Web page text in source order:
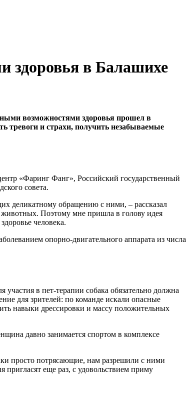
здоровья в Балашихе
возможностями здоровья прошел в
тревоги и страхи, получить незабываемые
«Фаринг Фанг», Российский государственный
совета.
деликатному обращению с ними, – рассказал
Поэтому мне пришла в голову идея
человека.
опорно-двигательного аппарата из числа
в пет-терапии собака обязательно должна
для зрителей: по команде искали опасные
навыки дрессировки и массу положительных
давно занимается спортом в комплексе
просто потрясающие, нам разрешили с ними
пригласят еще раз, с удовольствием приму